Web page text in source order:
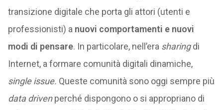
transizione digitale che porta gli attori (utenti e
professionisti) a nuovi comportamenti e nuovi
modi di pensare. In particolare, nell’era sharingdi
Internet, a formare comunità digitali dinamiche,
single issue. Queste comunità sono oggi sempre più
data drivenperché dispongono o si appropriano di